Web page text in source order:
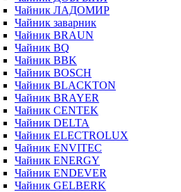
Чайник ЛАДОМИР
Чайник заварник
Чайник BRAUN
Чайник BQ
Чайник BBK
Чайник BOSCH
Чайник BLACKTON
Чайник BRAYER
Чайник CENTEK
Чайник DELTA
Чайник ELECTROLUX
Чайник ENVITEC
Чайник ENERGY
Чайник ENDEVER
Чайник GELBERK